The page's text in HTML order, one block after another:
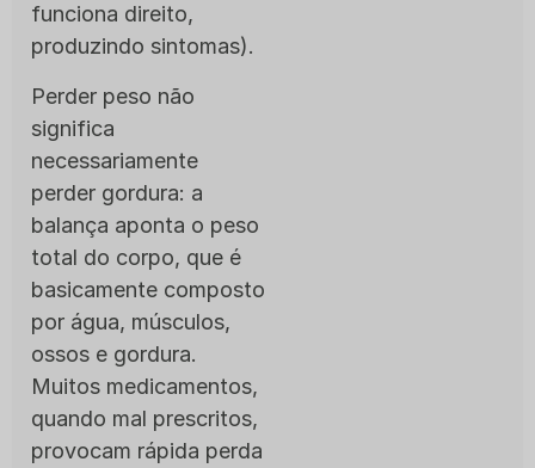
funciona direito,
produzindo sintomas).
Perder peso não
significa
necessariamente
perder gordura: a
balança aponta o peso
total do corpo, que é
basicamente composto
por água, músculos,
ossos e gordura.
Muitos medicamentos,
quando mal prescritos,
provocam rápida perda